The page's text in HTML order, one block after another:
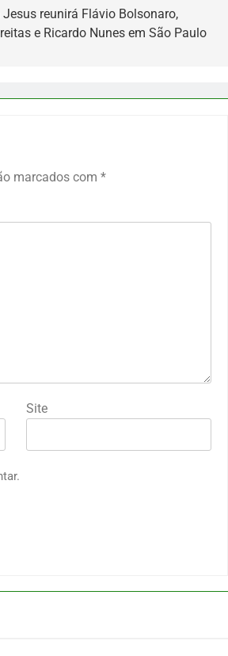
reunirá Flávio Bolsonaro,
e Ricardo Nunes em São Paulo
marcados com *
Site